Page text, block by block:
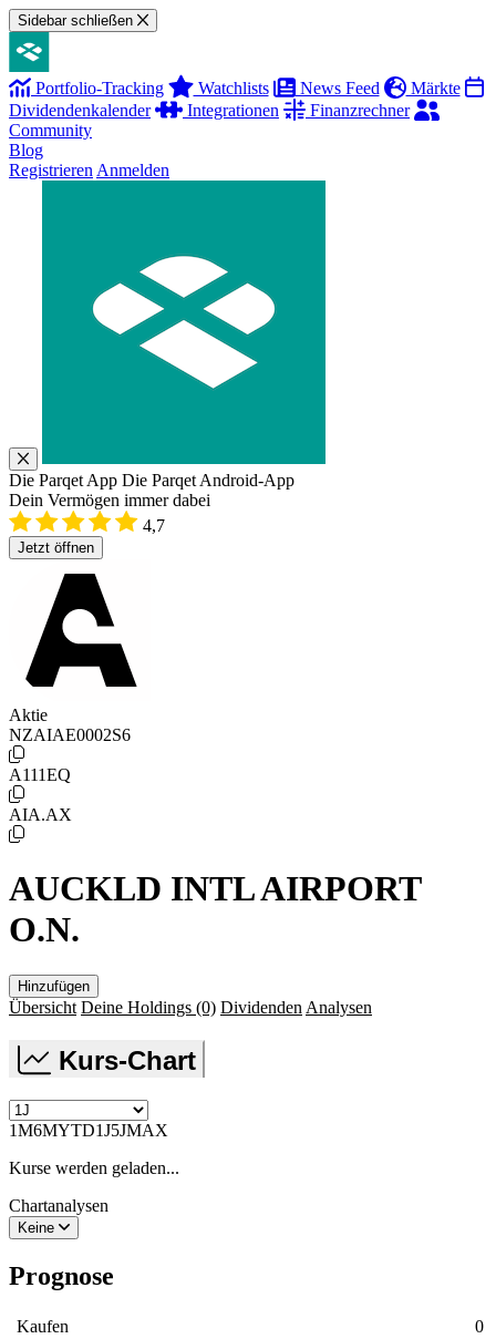
Sidebar schließen
Portfolio-Tracking Watchlists News Feed
Märkte
Dividendenkalender
Integrationen
Finanzrechner
Community
Blog
Registrieren Anmelden
Die Parqet App Die Parqet Android-App
Dein Vermögen immer dabei
4,7
Jetzt öffnen
Aktie
NZAIAE0002S6
A111EQ
AIA.AX
AUCKLD INTL AIRPORT
O.N.
Hinzufügen
Übersicht Deine Holdings (0) Dividenden Analysen
Kurs-Chart
1M6MYTD1J5JMAX
Kurse werden geladen...
Chartanalysen
Keine
Prognose
Kaufen
0